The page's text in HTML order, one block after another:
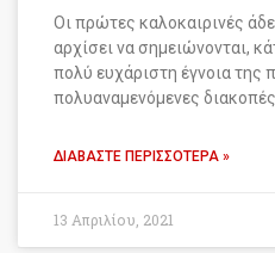
Οι πρώτες καλοκαιρινές
αρχίσει να σημειώνονται,
πολύ ευχάριστη έγνοια της
πολυαναμενόμενες
ΔΙΑΒΆΣΤΕ ΠΕΡΙΣΣΌΤΕΡΑ »
13 Απριλίου, 2021